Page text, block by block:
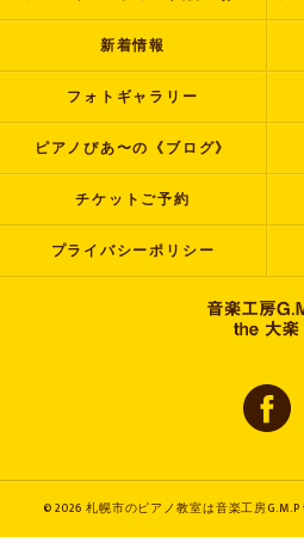
新着情報
フォトギャラリー
ピアノぴあ〜の《ブログ》
チケットご予約
プライバシーポリシー
© 2026 札幌市のピアノ教室は音楽工房G.M.P